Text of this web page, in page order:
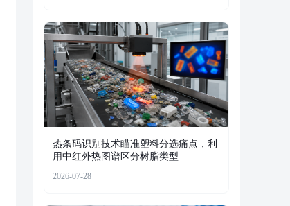
热条码识别技术瞄准塑料分选痛点，利
用中红外热图谱区分树脂类型
2026-07-28